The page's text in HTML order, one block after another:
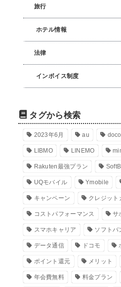
旅行
ホテル情報
法律
インボイス制度
タグから検索
2023年6月 au
LIBMO LINEMO
Rakuten最強プラン
UQモバイル Ymobile
キャンペーン クレジット
コストパフォーマンス サ
スマホキャリア ソフトバ
データ通信 ドコモ
ポイント還元 メリット
年会費無料 料金プラン